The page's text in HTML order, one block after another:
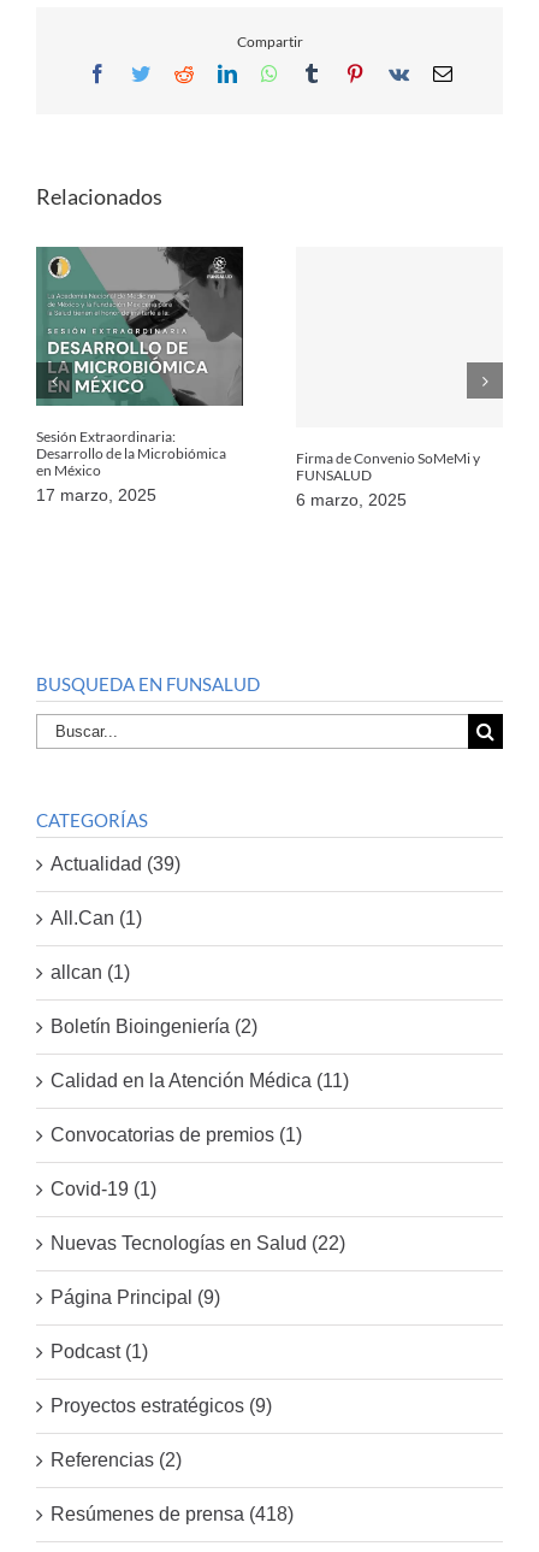
Compartir
Facebook
TwitterRedditLinkedInWhatsApp
TumblrPinterest
Vk Email
Relacionados
Sesión Extraordinaria:
Desarrollo de la Microbiómica
en México
17 marzo, 2025
Firma de Convenio SoMeMi y
FUNSALUD
6 marzo, 2025
BUSQUEDA EN FUNSALUD
Buscar
por:
CATEGORÍAS
Actualidad (39)
All.Can (1)
allcan (1)
Boletín Bioingeniería (2)
Calidad en la Atención Médica (11)
Convocatorias de premios (1)
Covid-19 (1)
Nuevas Tecnologías en Salud (22)
Página Principal (9)
Podcast (1)
Proyectos estratégicos (9)
Referencias (2)
Resúmenes de prensa (418)